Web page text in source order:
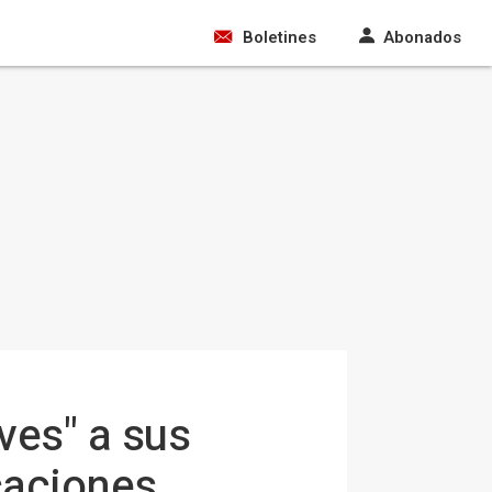
Boletines Abonados
a sus